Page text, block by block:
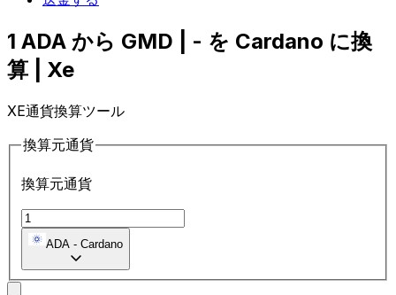
1 ADA から GMD | - を Cardano に換
算 | Xe
XE通貨換算ツール
換算元通貨
換算元通貨
ADA - Cardano